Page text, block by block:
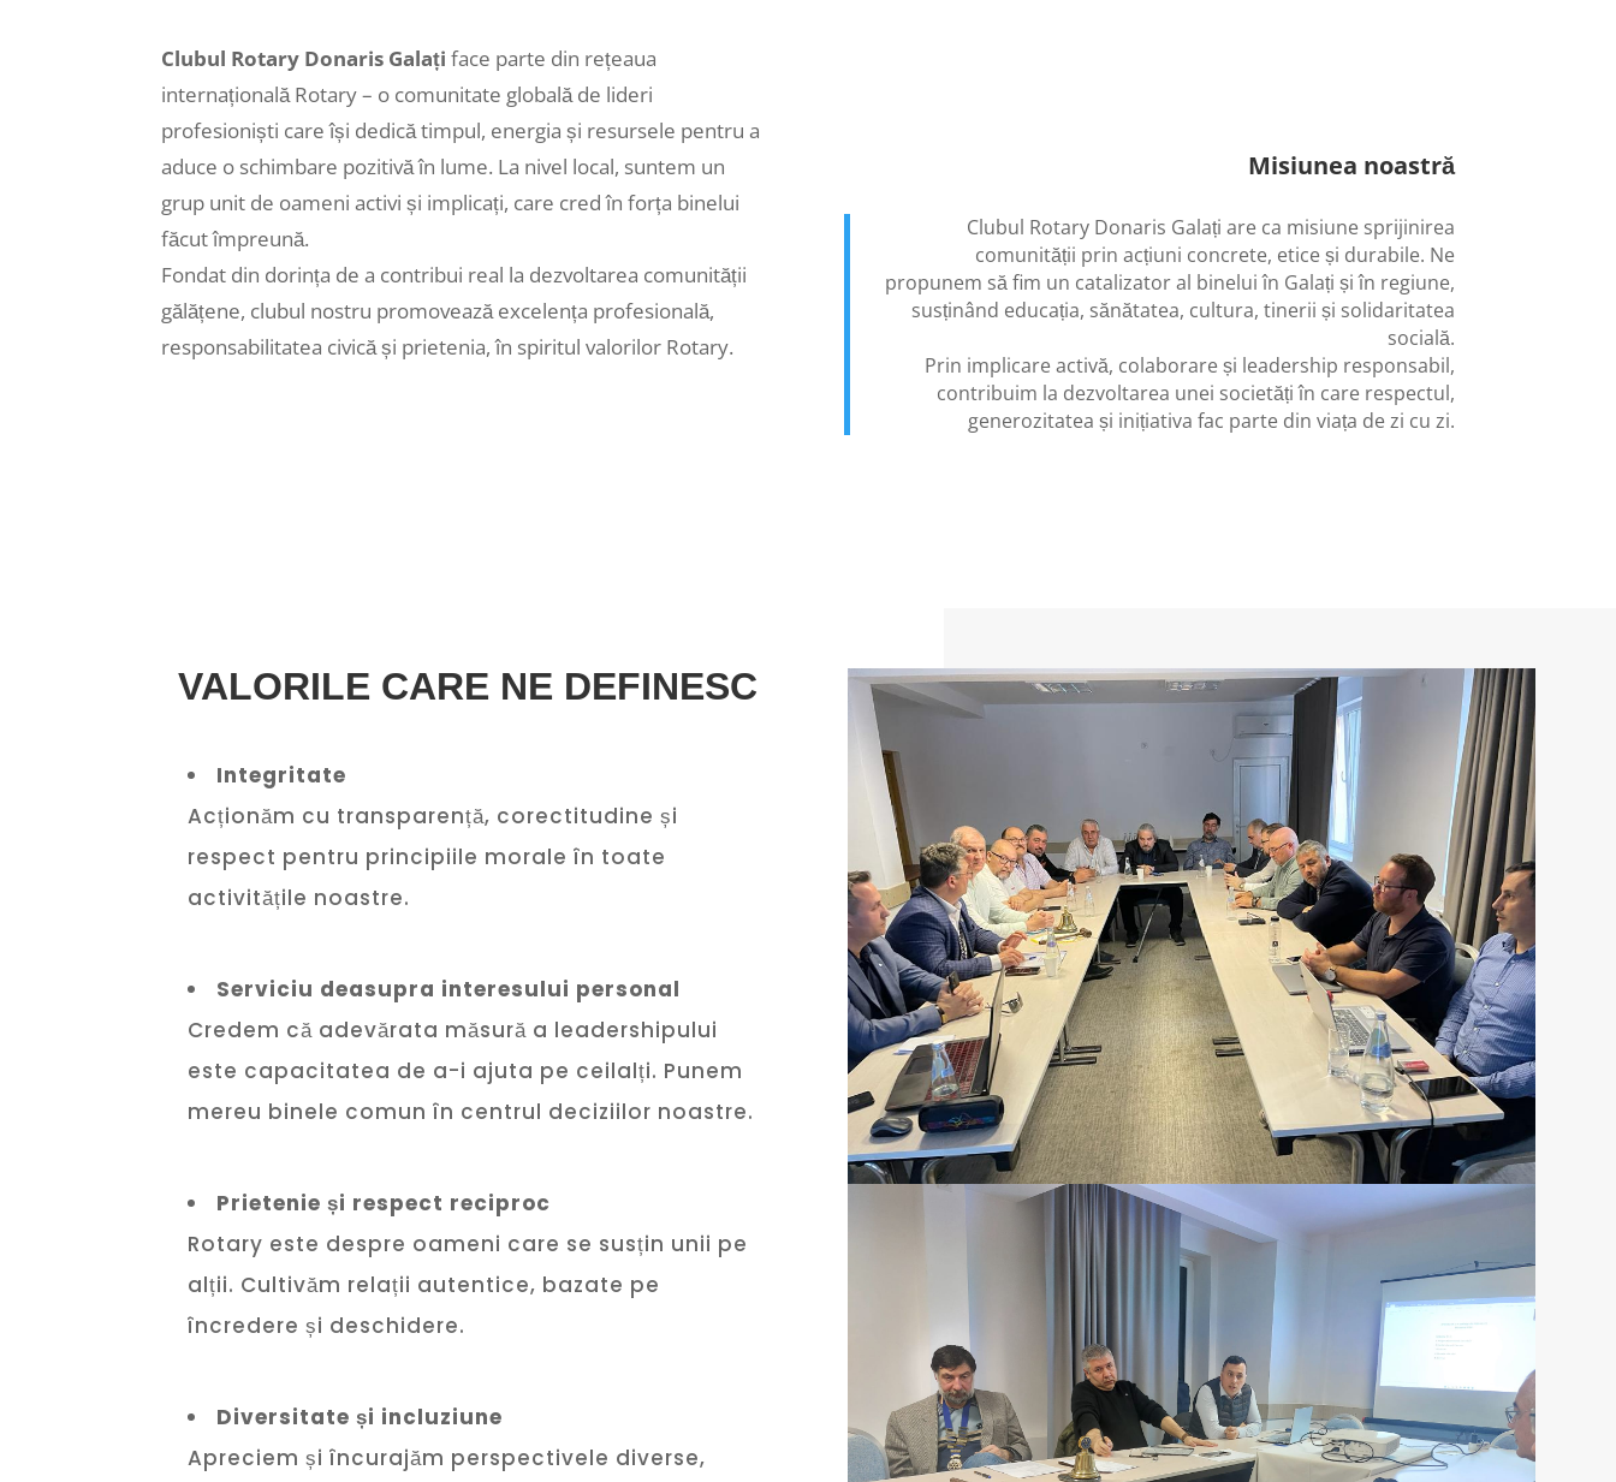
Clubul Rotary Donaris Galați face parte din rețeaua
internațională Rotary – o comunitate globală de lideri
profesioniști care își dedică timpul, energia și resursele pentru a
aduce o schimbare pozitivă în lume. La nivel local, suntem un
grup unit de oameni activi și implicați, care cred în forța binelui
făcut împreună.
Fondat din dorința de a contribui real la dezvoltarea comunității
gălățene, clubul nostru promovează excelența profesională,
responsabilitatea civică și prietenia, în spiritul valorilor Rotary.
Misiunea noastră
Clubul Rotary Donaris Galați are ca misiune sprijinirea
comunității prin acțiuni concrete, etice și durabile. Ne
propunem să fim un catalizator al binelui în Galați și în regiune,
susținând educația, sănătatea, cultura, tinerii și solidaritatea
socială.
Prin implicare activă, colaborare și leadership responsabil,
contribuim la dezvoltarea unei societăți în care respectul,
generozitatea și inițiativa fac parte din viața de zi cu zi.
VALORILE CARE NE DEFINESC
Integritate
Acționăm cu transparență, corectitudine și
respect pentru principiile morale în toate
activitățile noastre.
Serviciu deasupra interesului personal
Credem că adevărata măsură a leadershipului
este capacitatea de a-i ajuta pe ceilalți. Punem
mereu binele comun în centrul deciziilor noastre.
Prietenie și respect reciproc
Rotary este despre oameni care se susțin unii pe
alții. Cultivăm relații autentice, bazate pe
încredere și deschidere.
Diversitate și incluziune
Apreciem și încurajăm perspectivele diverse,